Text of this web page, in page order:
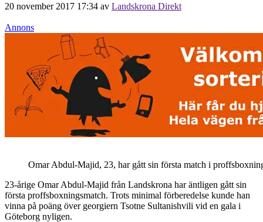
20 november 2017 17:34 av Landskrona Direkt
Annons
Omar Abdul-Majid, 23, har gått sin första match i
23-årige Omar Abdul-Majid från Landskrona har äntligen gått sin
första proffsboxningsmatch. Trots minimal förberedelse kunde han
vinna på poäng över georgiern Tsotne Sultanishvili vid en gala i
Göteborg nyligen.